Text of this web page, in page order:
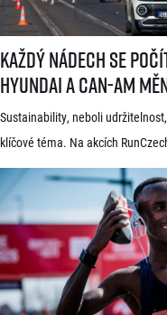
[…]
Každý nádech se
Hyundai a Can-Am
hry
Sustainability, neboli
klíčové téma. Na akcích
statisíce osob, které motivujeme
životnímu stylu. S každou
odpovědnost vůči životnímu
v RunCzech jde samozřejmě o
pořádání našich závodů.
dlouhodobě snaží vylepšovat
Každý nádech se počítá.